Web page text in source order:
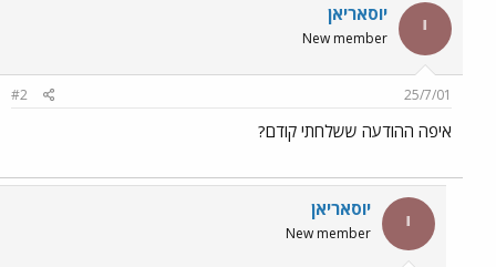
י יוסאריאן
New member
25/7/01
#2
איפה ההודעה ששלחתי קודם?
י יוסאריאן
New member